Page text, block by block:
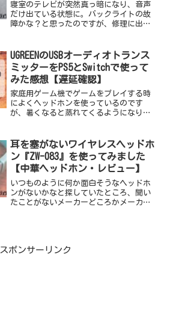
寝室のテレビが突然真っ暗になり、音声
だけ出ている状態に。バックライトの故
障かな？と思ったのですが、修理に出す
チューナーレステレビ 50V型』！4Kで
HDR10対応...
UGREENのUSBオーディオトランス
ミッターをPS5とSwitchで使って
みた感想【遅延確認】
家庭用ゲーム機でゲームをプレイする時
によくヘッドホンを使っているのです
が、暑くなると蒸れてくるようになりま
ますし、無線だと専用のものしかないか
使えても遅延が気になる…。...
耳を塞がないワイヤレスヘッドホ
ン『ZW-083』を使ってみました
【中華ヘッドホン・レビュー】
いつものように何か面白そうなヘッドホ
ンがないかなと探していたところ、聞い
たことがないメーカーどころかメーカー
スポンサーリンク